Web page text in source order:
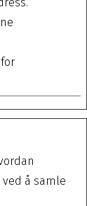
å samle